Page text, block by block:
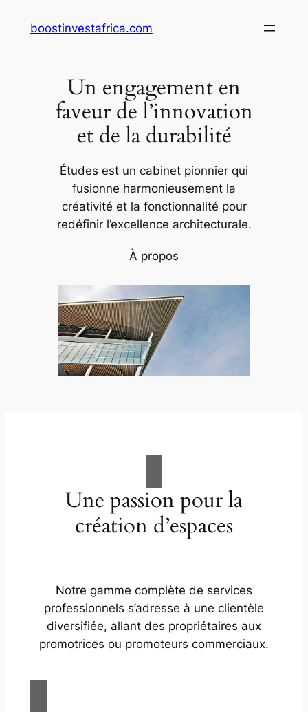
boostinvestafrica.com
Un engagement en
faveur de l’innovation
et de la durabilité
Études est un cabinet pionnier qui
fusionne harmonieusement la
créativité et la fonctionnalité pour
redéfinir l’excellence architecturale.
À propos
Une passion pour la
création d’espaces
Notre gamme complète de services
professionnels s’adresse à une clientèle
diversifiée, allant des propriétaires aux
promotrices ou promoteurs commerciaux.